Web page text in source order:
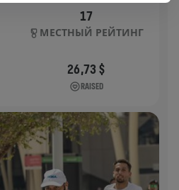
17
МЕСТНЫЙ РЕЙТИНГ
26,73 $
RAISED